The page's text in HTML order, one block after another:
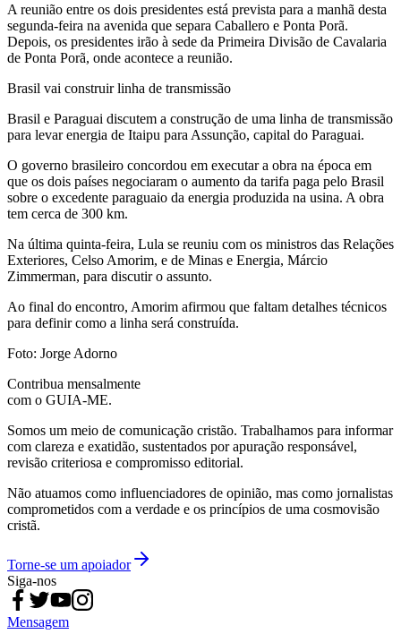
A reunião entre os dois presidentes está prevista para a manhã desta
segunda-feira na avenida que separa Caballero e Ponta Porã.
Depois, os presidentes irão à sede da Primeira Divisão de Cavalaria
de Ponta Porã, onde acontece a reunião.
Brasil vai construir linha de transmissão
Brasil e Paraguai discutem a construção de uma linha de transmissão
para levar energia de Itaipu para Assunção, capital do Paraguai.
O governo brasileiro concordou em executar a obra na época em
que os dois países negociaram o aumento da tarifa paga pelo Brasil
sobre o excedente paraguaio da energia produzida na usina. A obra
tem cerca de 300 km.
Na última quinta-feira, Lula se reuniu com os ministros das Relações
Exteriores, Celso Amorim, e de Minas e Energia, Márcio
Zimmerman, para discutir o assunto.
Ao final do encontro, Amorim afirmou que faltam detalhes técnicos
para definir como a linha será construída.
Foto: Jorge Adorno
Contribua mensalmente
com o GUIA-ME.
Somos um meio de comunicação cristão. Trabalhamos para informar
com clareza e exatidão, sustentados por apuração responsável,
revisão criteriosa e compromisso editorial.
Não atuamos como influenciadores de opinião, mas como jornalistas
comprometidos com a verdade e os princípios de uma cosmovisão
cristã.
Torne-se um apoiador
Siga-nos
Mensagem